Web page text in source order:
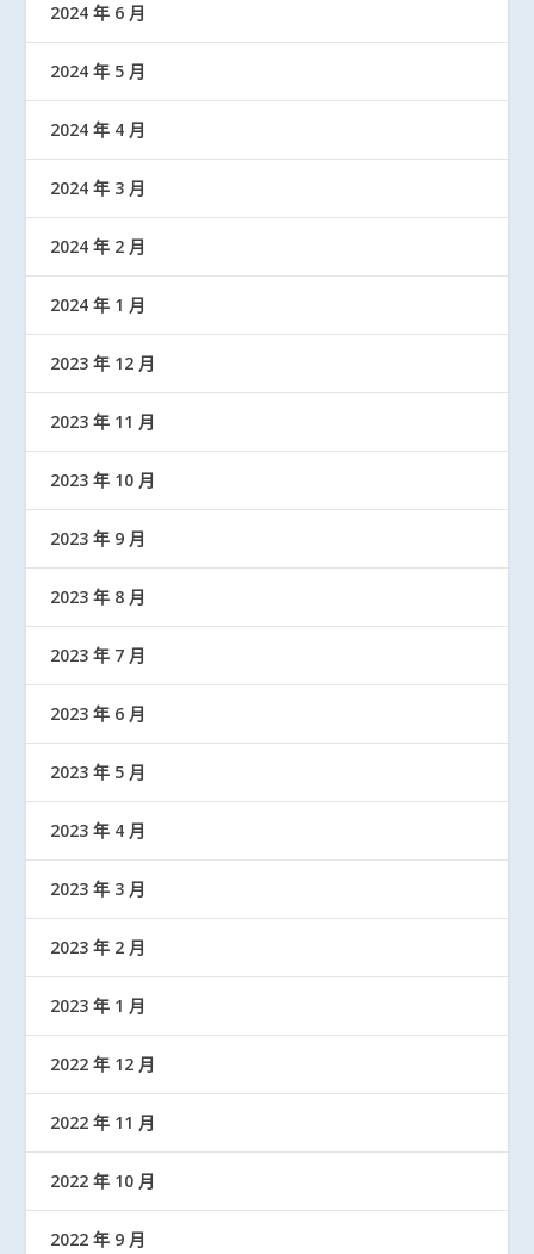
2024 年 6 月
2024 年 5 月
2024 年 4 月
2024 年 3 月
2024 年 2 月
2024 年 1 月
2023 年 12 月
2023 年 11 月
2023 年 10 月
2023 年 9 月
2023 年 8 月
2023 年 7 月
2023 年 6 月
2023 年 5 月
2023 年 4 月
2023 年 3 月
2023 年 2 月
2023 年 1 月
2022 年 12 月
2022 年 11 月
2022 年 10 月
2022 年 9 月